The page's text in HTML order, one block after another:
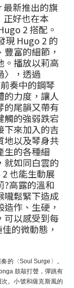
最新推出的旗
正好也在本
2 搭配。
現 Hugo 2 的
富的細節，
。播放以莉高
〉，透過
奏中的鋼琴
的力度，讓人
的尾韻又帶有
觸的強弱跌宕
下來加入的吉
地以及琴身共
生的各種細
就如同白雲的
也能生動展
?高露的溫和
嚨鬆緊下造成
作、生硬，
可以感受到每
的微動態，
的〈Soul Surge〉。
鼓敲打聲，彈跳有
。小號和薩克斯風的